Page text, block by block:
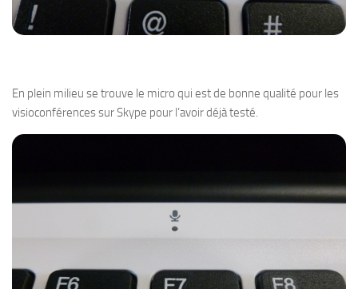
En plein milieu se trouve le micro qui est de bonne qualité pour les
visioconférences sur Skype pour l’avoir déjà testé.